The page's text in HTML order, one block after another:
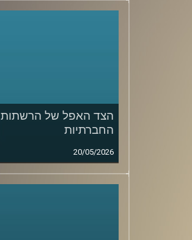
הצד האפל של הרשתות
החברתיות
20/05/2026